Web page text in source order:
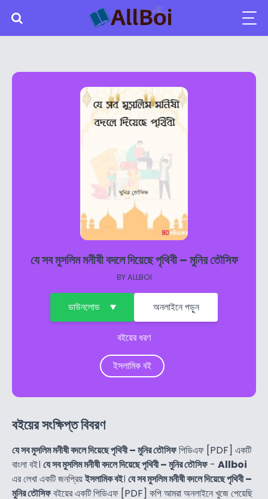
যে সব মুসলিম মনীষী বদলে দিয়েছে পৃথিবী – মুনির তৌসিফ
BYALLBOI
ডাউনলোড অনলাইনে পড়ুন
বইয়ের ধরণ
ইসলামিক বই
বইয়ের সংক্ষিপ্ত বিবরণ
যে সব মুসলিম মনীষী বদলে দিয়েছে পৃথিবী – মুনির তৌসিফপিডিএফ [PDF] একটি
বাংলা বই। যে সব মুসলিম মনীষী বদলে দিয়েছে পৃথিবী – মুনির তৌসিফ- Allboi
এর লেখা একটি জনপ্রিয়ইসলামিক বই। যে সব মুসলিম মনীষী বদলে দিয়েছে পৃথিবী –
মুনির তৌসিফবইয়ের একটি পিডিএফ [PDF] কপি আমরা অনলাইনে খুজে পেয়েছি